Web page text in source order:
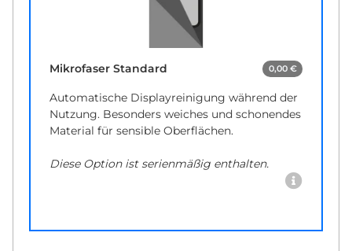
Mikrofaser Standard 0,00 €
Automatische Displayreinigung während der
Nutzung. Besonders weiches und schonendes
Material für sensible Oberflächen.
Diese Option ist serienmäßig enthalten.